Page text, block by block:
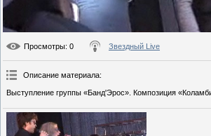
Просмотры: 0 Звездный Live
Описание материала:
Выступление группы «Банд'Эрос». Композиция